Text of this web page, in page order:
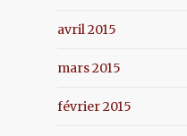
avril 2015
mars 2015
février 2015